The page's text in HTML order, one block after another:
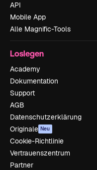
API
Mobile App
Alle Magnific-Tools
Loslegen
Academy
Dokumentation
Support
AGB
Datenschutzerklärung
Originale Neu
Cookie-Richtlinie
Vertrauenszentrum
Partner